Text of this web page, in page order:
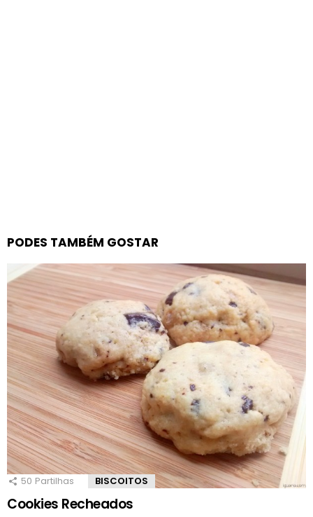
PODES TAMBÉM GOSTAR
50 Partilhas BISCOITOS
Cookies Recheados